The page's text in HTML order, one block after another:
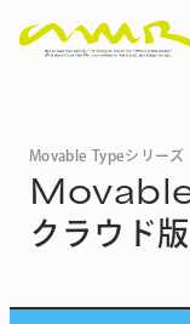
Movable Typeシリーズ
クラウド版